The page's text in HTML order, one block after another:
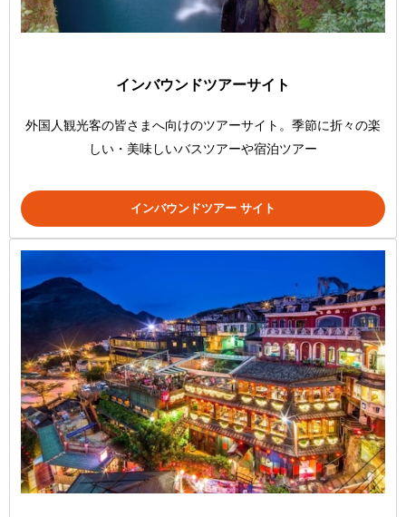
インバウンドツアーサイト
外国人観光客の皆さまへ向けのツアーサイト。季節に折々の楽
しい・美味しいバスツアーや宿泊ツアー
インバウンドツアー サイト